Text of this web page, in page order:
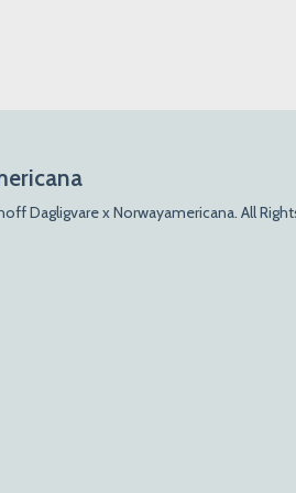
Dagligvare x Norwayamericana. All